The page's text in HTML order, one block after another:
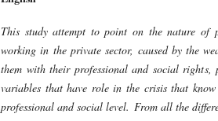
This study attempt to point on the nature of
working in the private sector, caused by the
them with their professional and social rights,
variables that have role in the crisis that
professional and social level. From all the